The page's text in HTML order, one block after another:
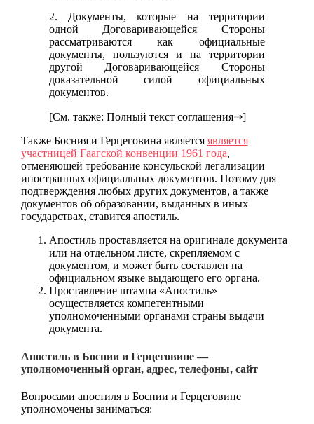
2. Документы, которые на территории
одной Договаривающейся Стороны
рассматриваются как официальные
документы, пользуются и на территории
другой Договаривающейся Стороны
доказательной силой официальных
документов.
[См. также: Полный текст соглашения⇒]
Также Босния и Герцеговина является является
участницей Гаагской конвенции 1961 года,
отменяющей требование консульской легализации
иностранных официальных документов. Потому для
подтверждения любых других документов, а также
документов об образовании, выданных в иных
государствах, ставится апостиль.
Апостиль проставляется на оригинале документа
или на отдельном листе, скрепляемом с
документом, и может быть составлен на
официальном языке выдающего его органа.
Проставление штампа «Апостиль»
осуществляется компетентными
уполномоченными органами страны выдачи
документа.
Апостиль в Боснии и Герцеговине —
уполномоченный орган, адрес, телефоны, сайт
Вопросами апостиля в Боснии и Герцеговине
уполномочены заниматься: